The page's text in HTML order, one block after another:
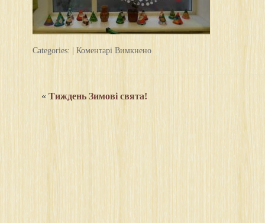
Categories: | Коментарі Вимкненодо
« Тиждень Зимові свята!